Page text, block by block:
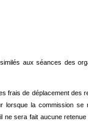
aux séances des
frais de déplacement des
lorsque la commission
ne sera fait aucune